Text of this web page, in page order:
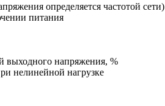
определяется частотой сети)
питания
выходного напряжения, %
нелинейной нагрузке